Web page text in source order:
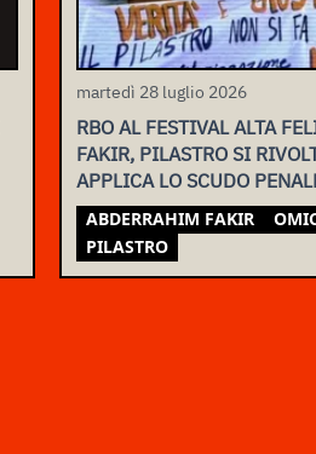
martedì 28 luglio 2026
RBO AL FESTIVAL ALTA
FAKIR, PILASTRO SI
APPLICA LO SCUDO
ASSEMBLEA NAZIONALE
ABDERRAHIM FAKIR
PILASTRO